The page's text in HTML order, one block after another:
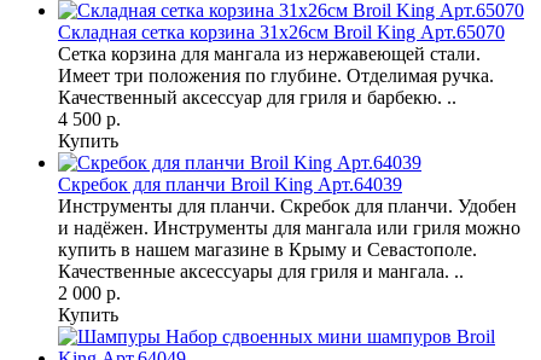
Складная сетка корзина 31х26см Broil King Арт.65070
Сетка корзина для мангала из нержавеющей стали.
Имеет три положения по глубине. Отделимая ручка.
Качественный аксессуар для гриля и барбекю. ..
4 500 р.
Купить
Скребок для планчи Broil King Арт.64039
Инструменты для планчи. Скребок для планчи. Удобен
и надёжен. Инструменты для мангала или гриля можно
купить в нашем магазине в Крыму и Севастополе.
Качественные аксессуары для гриля и мангала. ..
2 000 р.
Купить